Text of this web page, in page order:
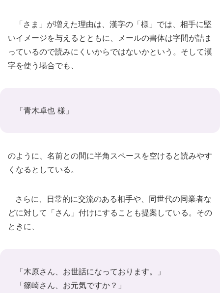
「さま」が増えた理由は、漢字の「様」では、相手に堅
いイメージを与えるとともに、メールの書体は字間が詰ま
っているので読みにくいからではないかという。そして漢
字を使う場合でも、
「青木卓也 様」
のように、名前との間に半角スペースを空けると読みやす
くなるとしている。
さらに、日常的に交流のある相手や、同世代の同業者な
どに対して「さん」付けにすることも提案している。その
ときに、
「木原さん、お世話になっております。」
「篠崎さん、お元気ですか？」